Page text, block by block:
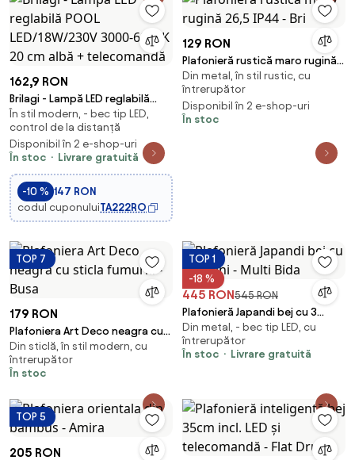
162,9 RON
Brilagi - Lampă LED reglabilă
POOL LED/18W/230V 3000-
6000K 20 cm albă +
telecomandă
În stil modern, - bec tip LED,
control de la distanță
Disponibil în 2 e-shop-uri
În stoc
Livrare gratuită
-10 % 147 RON
codul cuponuluiTA222RO
129 RON
Plafonieră rustică maro rugină
26,5 IP44 - Bri
Din metal, în stil rustic, cu
întrerupător
Disponibil în 2 e-shop-uri
În stoc
TOP 7
179 RON
Plafoniera Art Deco neagra cu
sticla fumurie - Busa
Din sticlă, în stil modern, cu
întrerupător
În stoc
TOP 1
-18 %
445 RON545 RON
Plafonieră Japandi bej cu 3
lumini - Multi Bida
Din metal, - bec tip LED, cu
întrerupător
În stoc
Livrare gratuită
TOP 5
205 RON